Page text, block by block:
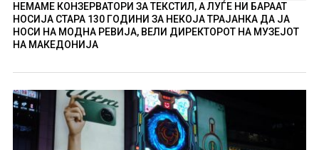
НЕМАМЕ КОНЗЕРВАТОРИ ЗА ТЕКСТИЛ, А ЛУЃЕ НИ БАРААТ
НОСИЈА СТАРА 130 ГОДИНИ ЗА НЕКОЈА ТРАЈАНКА ДА ЈА
НОСИ НА МОДНА РЕВИЈА, ВЕЛИ ДИРЕКТОРОТ НА МУЗЕЈОТ
НА МАКЕДОНИЈА